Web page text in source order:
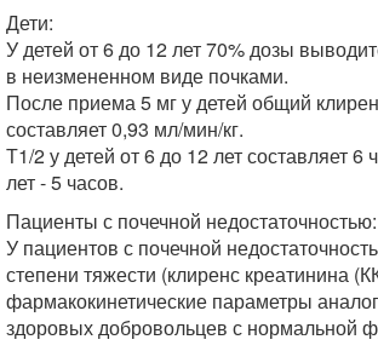
Дети:
У детей от 6 до 12 лет 70% дозы
в неизмененном виде почками.
После приема 5 мг у детей общий
составляет 0,93 мл/мин/кг.
Т1/2 у детей от 6 до 12 лет составляет 6
лет - 5 часов.
Пациенты с почечной недостаточностью:
У пациентов с почечной
степени тяжести (клиренс креатинина
фармакокинетические параметры
здоровых добровольцев с нормальной